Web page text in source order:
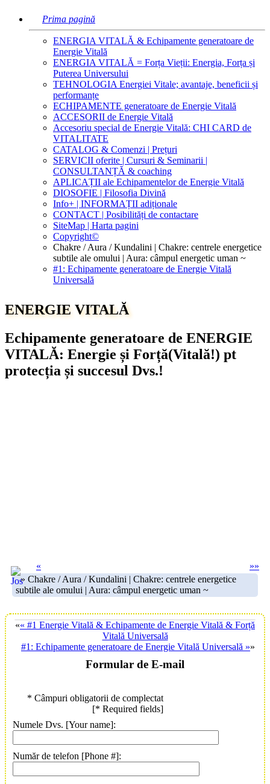
Prima pagină
ENERGIA VITALĂ & Echipamente generatoare de
Energie Vitală
ENERGIA VITALĂ = Forța Vieții: Energia, Forța și
Puterea Universului
TEHNOLOGIA Energiei Vitale; avantaje, beneficii și
performanțe
ECHIPAMENTE generatoare de Energie Vitală
ACCESORII de Energie Vitală
Accesoriu special de Energie Vitală: CHI CARD de
VITALITATE
CATALOG & Comenzi | Prețuri
SERVICII oferite | Cursuri & Seminarii |
CONSULTANȚĂ & coaching
APLICAȚII ale Echipamentelor de Energie Vitală
DIOSOFIE | Filosofia Divină
Info+ | INFORMAȚII adiționale
CONTACT | Posibilități de contactare
SiteMap | Harta pagini
Copyright©
Chakre / Aura / Kundalini | Chakre: centrele energetice
subtile ale omului | Aura: câmpul energetic uman ~
#1: Echipamente generatoare de Energie Vitală
Universală
ENERGIE VITALĂ
Echipamente generatoare de ENERGIE
VITALĂ: Energie și Forță(Vitală!) pt
protecția și succesul Dvs.!
« »»
» Chakre / Aura / Kundalini | Chakre: centrele energetice
subtile ale omului | Aura: câmpul energetic uman ~
«« #1 Energie Vitală & Echipamente de Energie Vitală & Forță
Vitală Universală
#1: Echipamente generatoare de Energie Vitală Universală »»
Formular de E-mail
* Câmpuri obligatorii de complectat
[* Required fields]
Numele Dvs. [Your name]:
Număr de telefon [Phone #]: